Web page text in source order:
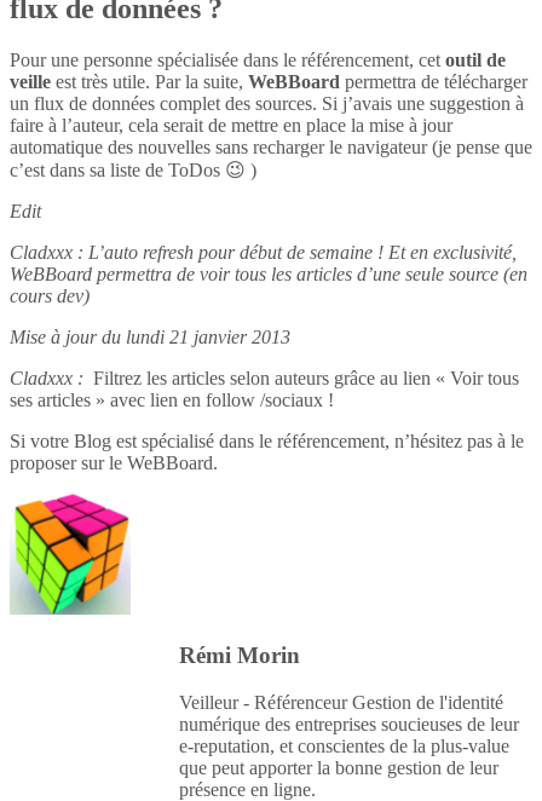
flux de données ?
Pour une personne spécialisée dans le référencement, cet outil de
veille est très utile. Par la suite, WeBBoard permettra de télécharger
un flux de données complet des sources. Si j’avais une suggestion à
faire à l’auteur, cela serait de mettre en place la mise à jour
automatique des nouvelles sans recharger le navigateur (je pense que
c’est dans sa liste de ToDos 😉 )
Edit
Cladxxx : L’auto refresh pour début de semaine ! Et en exclusivité,
WeBBoard permettra de voir tous les articles d’une seule source (en
cours dev)
Mise à jour du lundi 21 janvier 2013
Cladxxx : Filtrez les articles selon auteurs grâce au lien « Voir tous
ses articles » avec lien en follow /sociaux !
Si votre Blog est spécialisé dans le référencement, n’hésitez pas à le
proposer sur le WeBBoard.
Rémi Morin
Veilleur - Référenceur Gestion de l'identité
numérique des entreprises soucieuses de leur
e-reputation, et conscientes de la plus-value
que peut apporter la bonne gestion de leur
présence en ligne.